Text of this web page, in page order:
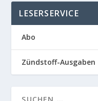
LESERSERVICE
Abo
Zündstoff-Ausgaben